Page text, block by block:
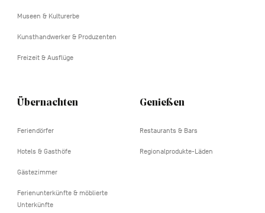
Museen & Kulturerbe
Kunsthandwerker & Produzenten
Freizeit & Ausflüge
Übernachten
Feriendörfer
Hotels & Gasthöfe
Gästezimmer
Ferienunterkünfte & möblierte
Unterkünfte
Genießen
Restaurants & Bars
Regionalprodukte-Läden